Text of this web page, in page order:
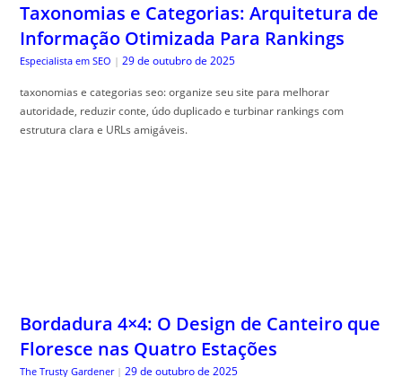
Taxonomias e Categorias: Arquitetura de
Informação Otimizada Para Rankings
Especialista em SEO | 29 de outubro de 2025
taxonomias e categorias seo: organize seu site para melhorar
autoridade, reduzir conte, údo duplicado e turbinar rankings com
estrutura clara e URLs amigáveis.
Bordadura 4×4: O Design de Canteiro que
Floresce nas Quatro Estações
The Trusty Gardener | 29 de outubro de 2025